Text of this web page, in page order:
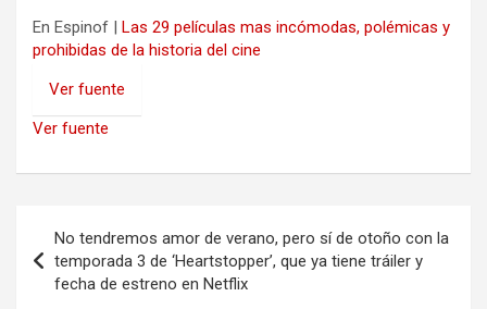
En Espinof | Las 29 películas mas incómodas, polémicas y
prohibidas de la historia del cine
Ver fuente
Ver fuente
de
entradas
No tendremos amor de verano, pero sí de otoño con la
temporada 3 de ‘Heartstopper’, que ya tiene tráiler y
fecha de estreno en Netflix